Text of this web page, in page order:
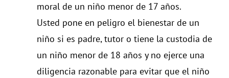
moral de un niño menor de 17 años.
Usted pone en peligro el bienestar de un
niño si es padre, tutor o tiene la custodia de
un niño menor de 18 años y no ejerce una
diligencia razonable para evitar que el niño